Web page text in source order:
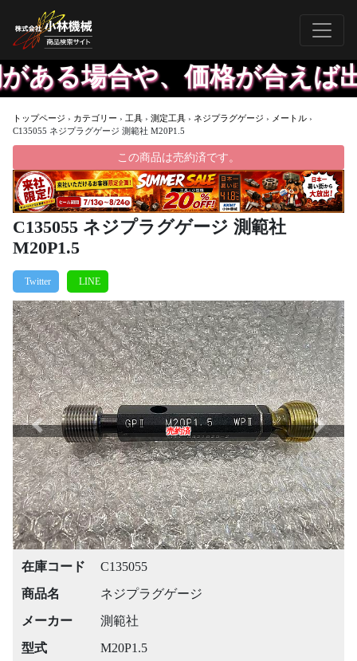
や、価格が合えば出し
トップページ › カテゴリー › 工具 › 測定工具 › ネジプラグゲージ › メートル ›
C135055 ネジプラグゲージ 測範社 M20P1.5
この商品は売約済です。
C135055 ネジプラグゲージ 測範社
M20P1.5
売約済
Previous Next
在庫コード
C135055
商品名
ネジプラグゲージ
メーカー
測範社
型式
M20P1.5